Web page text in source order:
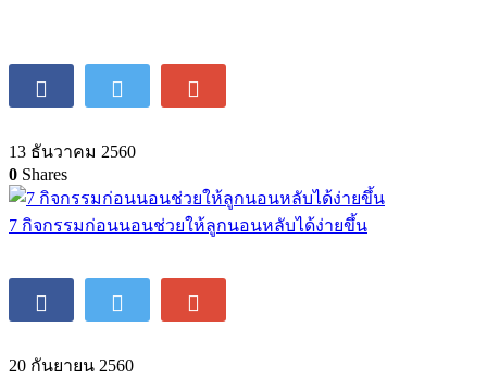
13 ธันวาคม 2560
0 Shares
7 กิจกรรมก่อนนอนช่วยให้ลูกนอนหลับได้ง่ายขึ้น
20 กันยายน 2560